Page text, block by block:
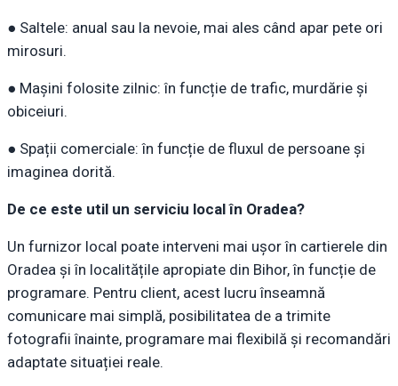
● Saltele: anual sau la nevoie, mai ales când apar pete ori
mirosuri.
● Mașini folosite zilnic: în funcție de trafic, murdărie și
obiceiuri.
● Spații comerciale: în funcție de fluxul de persoane și
imaginea dorită.
De ce este util un serviciu local în Oradea?
Un furnizor local poate interveni mai ușor în cartierele din
Oradea și în localitățile apropiate din Bihor, în funcție de
programare. Pentru client, acest lucru înseamnă
comunicare mai simplă, posibilitatea de a trimite
fotografii înainte, programare mai flexibilă și recomandări
adaptate situației reale.